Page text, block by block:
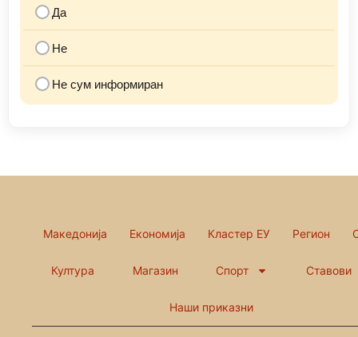
Да
Не
Не сум информиран
Македонија Економија Кластер ЕУ Регион
Култура Магазин Спорт Ставови
Наши приказни